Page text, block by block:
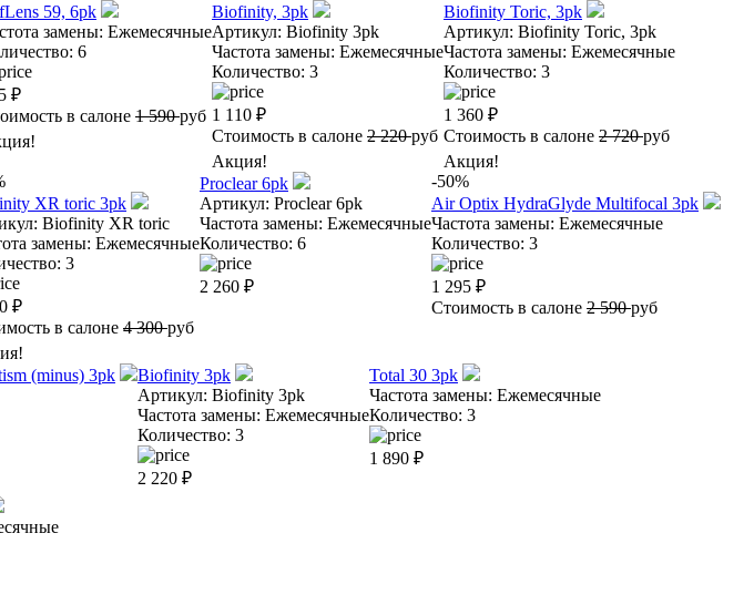
59, 6pk
замены: Ежемесячные
6
₽
в салоне 1 590руб
Biofinity, 3pk
Артикул: Biofinity 3pk
Частота замены: Ежемесячные
Количество: 3
1 110 ₽
Стоимость в салоне 2 220руб
Акция!
Biofinity Toric, 3pk
Артикул: Biofinity Toric, 3pk
Частота замены: Ежемесячные
Количество: 3
1 360 ₽
Стоимость в салоне 2 720руб
Акция!
XR toric 3pk
Biofinity XR toric
замены: Ежемесячные
3
₽
в салоне 4 300руб
Proclear 6pk
Артикул: Proclear 6pk
Частота замены: Ежемесячные
Количество: 6
2 260 ₽
-50%
Air Optix HydraGlyde Multifocal 3pk
Частота замены: Ежемесячные
Количество: 3
1 295 ₽
Стоимость в салоне 2 590руб
(minus) 3pk
Biofinity 3pk
Артикул: Biofinity 3pk
Частота замены: Ежемесячные
Количество: 3
2 220 ₽
Total 30 3pk
Частота замены: Ежемесячные
Количество: 3
1 890 ₽